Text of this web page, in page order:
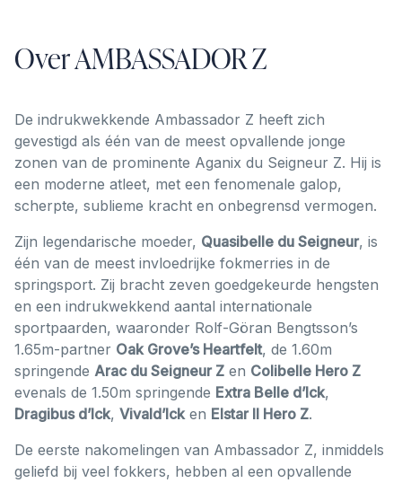
Over AMBASSADOR Z
De indrukwekkende Ambassador Z heeft zich
gevestigd als één van de meest opvallende jonge
zonen van de prominente Aganix du Seigneur Z. Hij is
een moderne atleet, met een fenomenale galop,
scherpte, sublieme kracht en onbegrensd vermogen.
Zijn legendarische moeder, Quasibelle du Seigneur, is
één van de meest invloedrijke fokmerries in de
springsport. Zij bracht zeven goedgekeurde hengsten
en een indrukwekkend aantal internationale
sportpaarden, waaronder Rolf-Göran Bengtsson’s
1.65m-partner Oak Grove’s Heartfelt, de 1.60m
springende Arac du Seigneur Z en Colibelle Hero Z
evenals de 1.50m springende Extra Belle d’Ick,
Dragibus d’Ick, Vivald’Icken Elstar II Hero Z.
De eerste nakomelingen van Ambassador Z, inmiddels
geliefd bij veel fokkers, hebben al een opvallende